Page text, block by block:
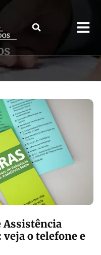
Assistência
veja o telefone e